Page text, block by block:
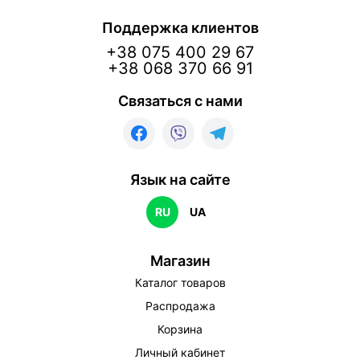
Поддержка клиентов
+38 075 400 29 67
+38 068 370 66 91
Связаться с нами
Язык на сайте
RU UA
Магазин
Каталог товаров
Распродажа
Корзина
Личный кабинет